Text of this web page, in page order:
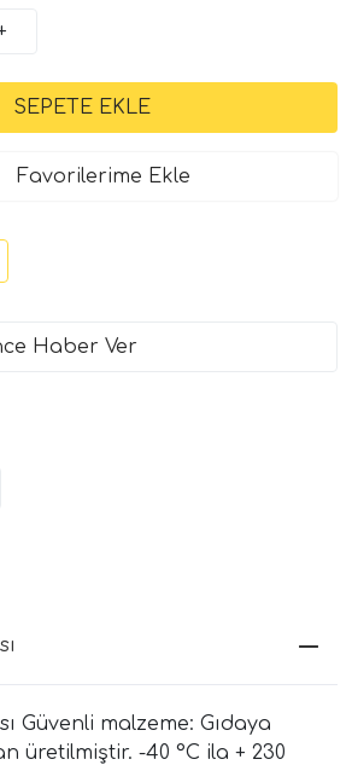
Favorilerime Ekle
Haber Ver
Güvenli malzeme: Gıdaya
üretilmiştir. -40 °C ila + 230